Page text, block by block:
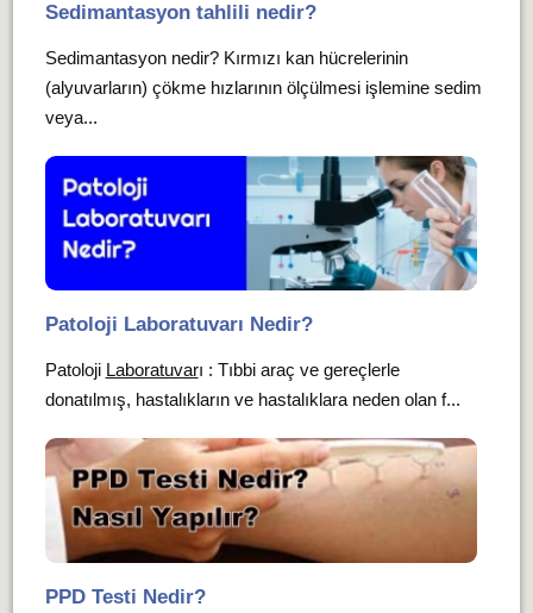
Sedimantasyon tahlili nedir?
Sedimantasyon nedir? Kırmızı kan hücrelerinin
(alyuvarların) çökme hızlarının ölçülmesi işlemine sedim
veya...
Patoloji Laboratuvarı Nedir?
Patoloji Laboratuvarı : Tıbbi araç ve gereçlerle
donatılmış, hastalıkların ve hastalıklara neden olan f...
PPD Testi Nedir?